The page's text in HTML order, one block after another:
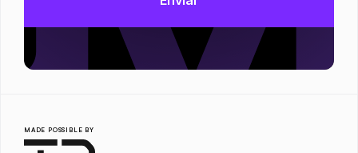
MADE POSSIBLE BY